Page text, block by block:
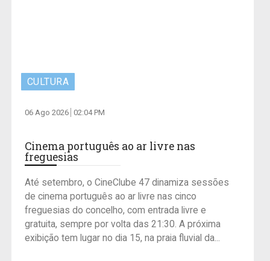
CULTURA
06 Ago 2026 02:04 PM
Cinema português ao ar livre nas
freguesias
Até setembro, o CineClube 47 dinamiza sessões
de cinema português ao ar livre nas cinco
freguesias do concelho, com entrada livre e
gratuita, sempre por volta das 21:30. A próxima
exibição tem lugar no dia 15, na praia fluvial da...